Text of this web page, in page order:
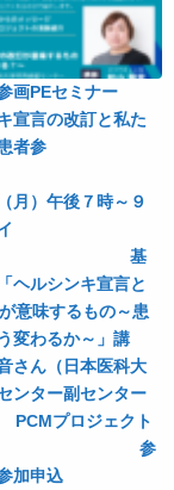
画PEセミナー
宣言の改訂と私た
者参
月）午後７時～９
基
ヘルシンキ宣言と
意味するもの～患
変わるか～」講
さん（日本医科大
ンター副センター
PCMプロジェクト
ド） 参
加申込